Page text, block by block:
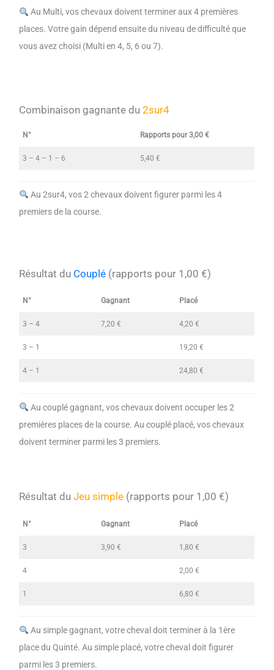
Au Multi, vos chevaux doivent terminer aux 4 premières
places. Votre gain dépend ensuite du niveau de difficulté que
vous avez choisi (Multi en 4, 5, 6 ou 7).
Combinaison gagnante du2sur4
N° Rapports pour 3,00 €
3 – 4 – 1 – 6 5,40 €
Au 2sur4, vos 2 chevaux doivent figurer parmi les 4
premiers de la course.
Résultat du Couplé (rapports pour 1,00 €)
N° Gagnant Placé
3 – 4 7,20 € 4,20 €
3 – 1 19,20 €
4 – 1 24,80 €
Au couplé gagnant, vos chevaux doivent occuper les 2
premières places de la course. Au couplé placé, vos chevaux
doivent terminer parmi les 3 premiers.
Résultat duJeu simple (rapports pour 1,00 €)
N° Gagnant Placé
3 3,90 € 1,80 €
4 2,00 €
1 6,80 €
Au simple gagnant, votre cheval doit terminer à la 1ère
place du Quinté. Au simple placé, votre cheval doit figurer
parmi les 3 premiers.